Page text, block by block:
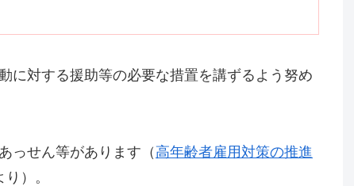
に対する援助等の必要な措置を講ずるよう努め
っせん等があります（ 高年齢者雇用対策の推進
り）。